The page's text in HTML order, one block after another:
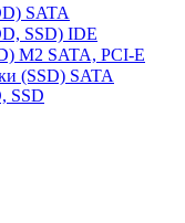
SATA
SSD) IDE
M2 SATA, PCI-E
(SSD) SATA
SSD